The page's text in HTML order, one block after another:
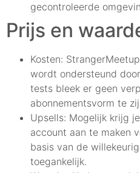
gecontroleerde
Prijs en
Kosten:
wordt ondersteund
tests bleek er geen
abonnementsvorm te
Upsells: Mogelijk krijg
account aan te maken
basis van de
toegankelijk.